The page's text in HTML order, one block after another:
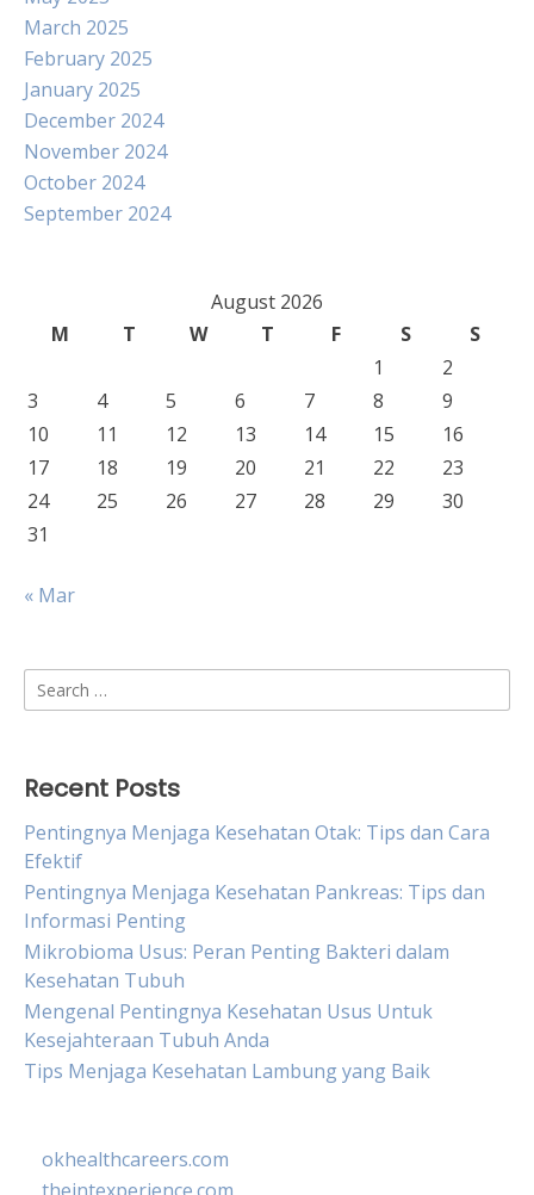
March 2025
February 2025
January 2025
December 2024
November 2024
October 2024
September 2024
August 2026
M
T W T F S
S
1
2
3
4 5 6 7 8
9
10
11 12 13 14 15
16
17
18 19 20 21 22
23
24
25 26 27 28 29
30
31
« Mar
Search
for:
Recent Posts
Pentingnya Menjaga Kesehatan Otak: Tips dan Cara
Efektif
Pentingnya Menjaga Kesehatan Pankreas: Tips dan
Informasi Penting
Mikrobioma Usus: Peran Penting Bakteri dalam
Kesehatan Tubuh
Mengenal Pentingnya Kesehatan Usus Untuk
Kesejahteraan Tubuh Anda
Tips Menjaga Kesehatan Lambung yang Baik
okhealthcareers.com